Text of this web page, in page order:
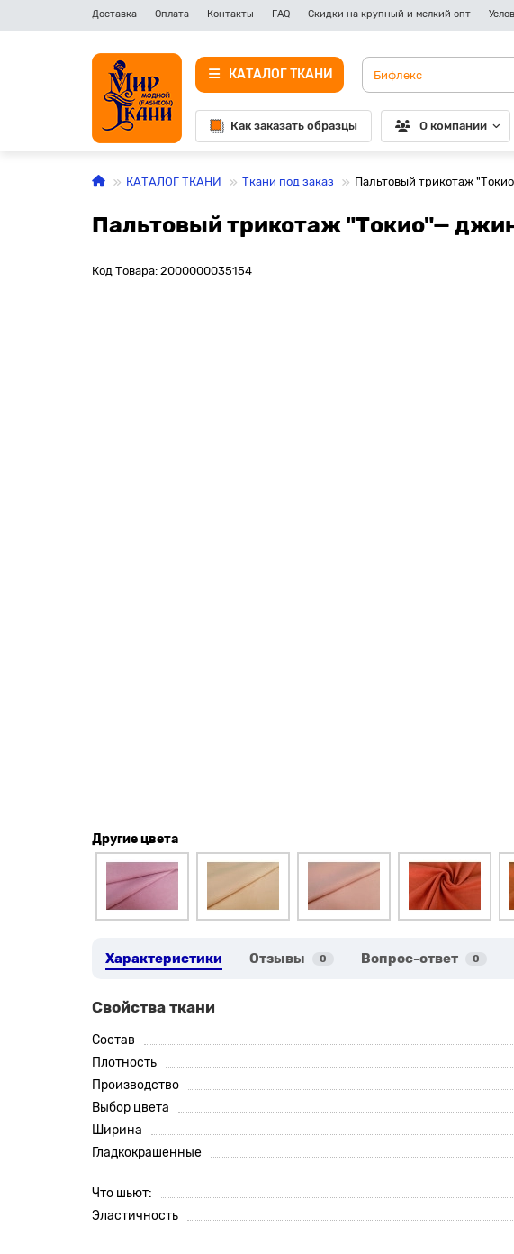
Доставка Оплата Контакты FAQ Скидки на крупный и мелкий опт
КАТАЛОГ ТКАНИ
Как заказать образцы О компании
КАТАЛОГ ТКАНИ Ткани под заказ Пальтовый трикотаж
Пальтовый трикотаж "Токио"—
Код Товара: 2000000035154
Другие цвета
Характеристики Отзывы 0 Вопрос-ответ 0
Свойства ткани
Состав
Плотность
Производство
Выбор цвета
Ширина
Гладкокрашенные
Что шьют:
Эластичность